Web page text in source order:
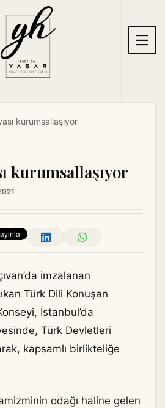
kurumsallaşıyor
kurumsallaşıyor
imzalanan
Türk Dili Konuşan
İstanbul’da
Türk Devletleri
kapsamlı birlikteliğe
odağı haline gelen